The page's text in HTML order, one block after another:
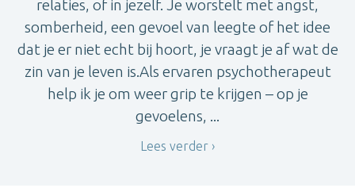
relaties, of in jezelf. Je worstelt met angst,
somberheid, een gevoel van leegte of het idee
dat je er niet echt bij hoort, je vraagt je af wat de
zin van je leven is.Als ervaren psychotherapeut
help ik je om weer grip te krijgen – op je
gevoelens, ...
Lees verder